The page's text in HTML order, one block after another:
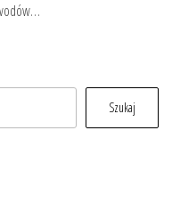
Szukaj